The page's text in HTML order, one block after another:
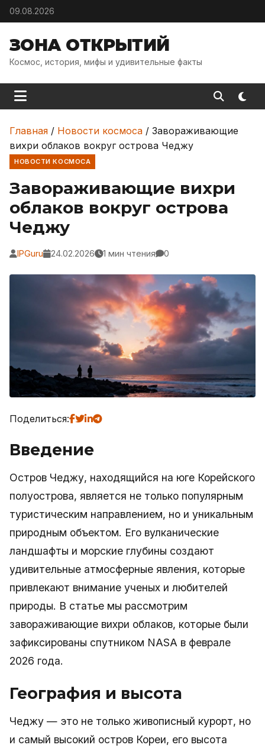
Skip to content
09.08.2026
ЗОНА ОТКРЫТИЙ
Космос, история, мифы и удивительные факты
Главная / Новости космоса / Завораживающие
вихри облаков вокруг острова Чеджу
НОВОСТИ КОСМОСА
Завораживающие вихри
облаков вокруг острова
Чеджу
IPGuru 24.02.2026 1 мин чтения 0
Поделиться:
Введение
Остров Чеджу, находящийся на юге Корейского
полуострова, является не только популярным
туристическим направлением, но и уникальным
природным объектом. Его вулканические
ландшафты и морские глубины создают
удивительные атмосферные явления, которые
привлекают внимание ученых и любителей
природы. В статье мы рассмотрим
завораживающие вихри облаков, которые были
зафиксированы спутником NASA в феврале
2026 года.
География и высота
Чеджу — это не только живописный курорт, но
и самый высокий остров Кореи, его высота